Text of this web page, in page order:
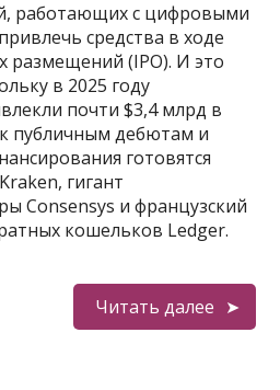
работающих с цифровыми
средства в ходе
размещений (IPO). И это
в 2025 году
почти $3,4 млрд в
к публичным дебютам и
готовятся
гигант
Consensys и французский
кошельков Ledger.
Читать далее